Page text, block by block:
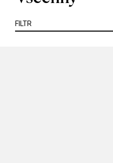
FILTR